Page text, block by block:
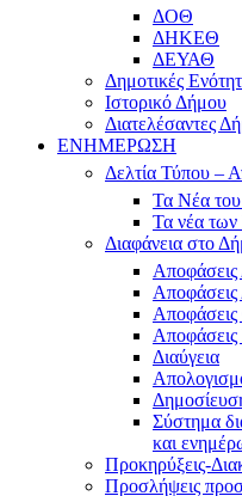
ΔΟΘ
ΔΗΚΕΘ
ΔΕΥΑΘ
Δημοτικές
Ιστορικό Δήμου
Διατελέσαντες
ΕΝΗΜΕΡΩΣΗ
Δελτία Τύπου –
Τα Νέα
Τα νέα
Διαφάνεια στο
Αποφάσεις
Αποφάσεις
Διαύγεια
Σύστημα
και
Προκηρύξεις-
Προσλήψεις